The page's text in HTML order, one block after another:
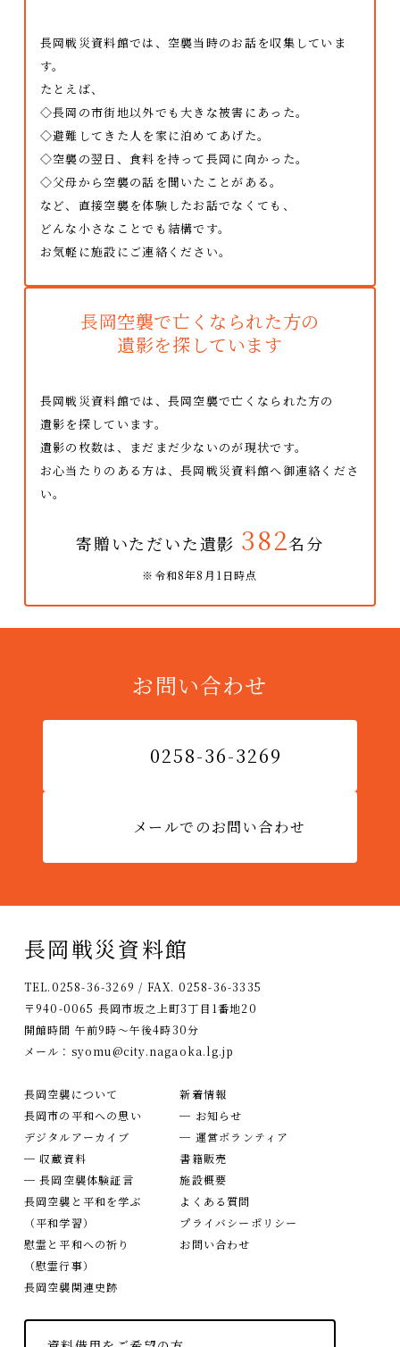
長岡戦災資料館では、空襲当時のお話を収集していま
す。
たとえば、
◇長岡の市街地以外でも大きな被害にあった。
◇避難してきた人を家に泊めてあげた。
◇空襲の翌日、食料を持って長岡に向かった。
◇父母から空襲の話を聞いたことがある。
など、直接空襲を体験したお話でなくても、
どんな小さなことでも結構です。
お気軽に施設にご連絡ください。
長岡空襲で亡くなられた方の
遺影を探しています
長岡戦災資料館では、長岡空襲で亡くなられた方の
遺影を探しています。
遺影の枚数は、まだまだ少ないのが現状です。
お心当たりのある方は、長岡戦災資料館へ御連絡くださ
い。
寄贈いただいた遺影 382名分
※令和8年8月1日時点
お問い合わせ
0258-36-3269
メールでのお問い合わせ
長岡戦災資料館
TEL.0258-36-3269 / FAX. 0258-36-3335
〒940-0065 長岡市坂之上町3丁目1番地20
開館時間 午前9時〜午後4時30分
メール： syomu@city.nagaoka.lg.jp
長岡空襲について
長岡市の平和への思い
デジタルアーカイブ
─ 収蔵資料
─ 長岡空襲体験証言
長岡空襲と平和を学ぶ
（平和学習）
慰霊と平和への祈り
（慰霊行事）
長岡空襲関連史跡
新着情報
─ お知らせ
─ 運営ボランティア
書籍販売
施設概要
よくある質問
プライバシーポリシー
お問い合わせ